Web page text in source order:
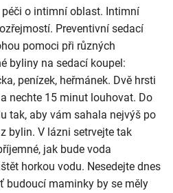
péči o intimní oblast. Intimní
Preventivní sedací
pomoci při různých
byliny na sedací koupel:
penízek, heřmánek. Dvě hrsti
nechte 15 minut louhovat. Do
tak, aby vám sahala nejvýš po
bylin. V lázni setrvejte tak
jak bude voda
horkou vodu. Nesedejte dnes
budoucí maminky by se měly